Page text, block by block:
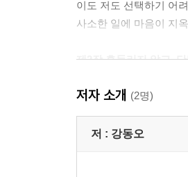
이도 저도 선택하기 어
사소한 일에 마음이 지
제2장 흔들리지 않고,
타인의 시선과 평가에 예
모든 관계가 숙제처럼
성공과 실패의 파도에
저자 소개 (2명)
저 : 강동오